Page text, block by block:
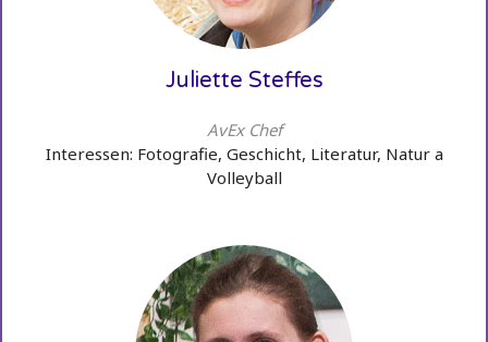
Juliette Steffes
AvEx Chef
Interessen: Fotografie, Geschicht, Literatur, Natur a
Volleyball